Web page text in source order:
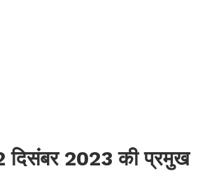
दिसंबर 2023 की प्रमुख